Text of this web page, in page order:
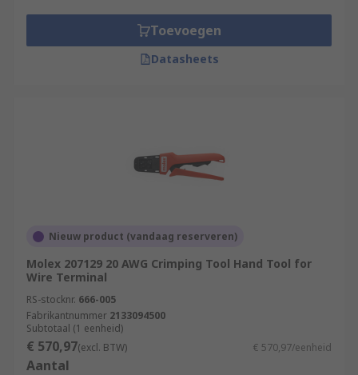
Toevoegen
Datasheets
Nieuw product (vandaag reserveren)
Molex 207129 20 AWG Crimping Tool Hand Tool for
Wire Terminal
RS-stocknr. 666-005
Fabrikantnummer 2133094500
Subtotaal (1 eenheid)
€ 570,97(excl. BTW) € 570,97/eenheid
Aantal